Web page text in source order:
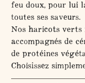
feu doux, pour lui
toutes ses saveurs.
Nos haricots verts
accompagnés de
de protéines
Choisissez